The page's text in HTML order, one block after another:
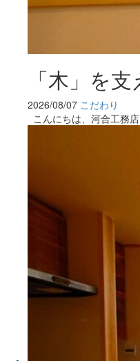
「木」を
2026/08/07 こだわり
こんにちは、河合工務